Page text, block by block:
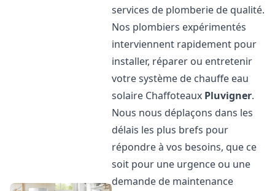
services de plomberie de qualité.
Nos plombiers expérimentés
interviennent rapidement pour
installer, réparer ou entretenir
votre système de chauffe eau
solaire Chaffoteaux Pluvigner.
Nous nous déplaçons dans les
délais les plus brefs pour
répondre à vos besoins, que ce
soit pour une urgence ou une
demande de maintenance